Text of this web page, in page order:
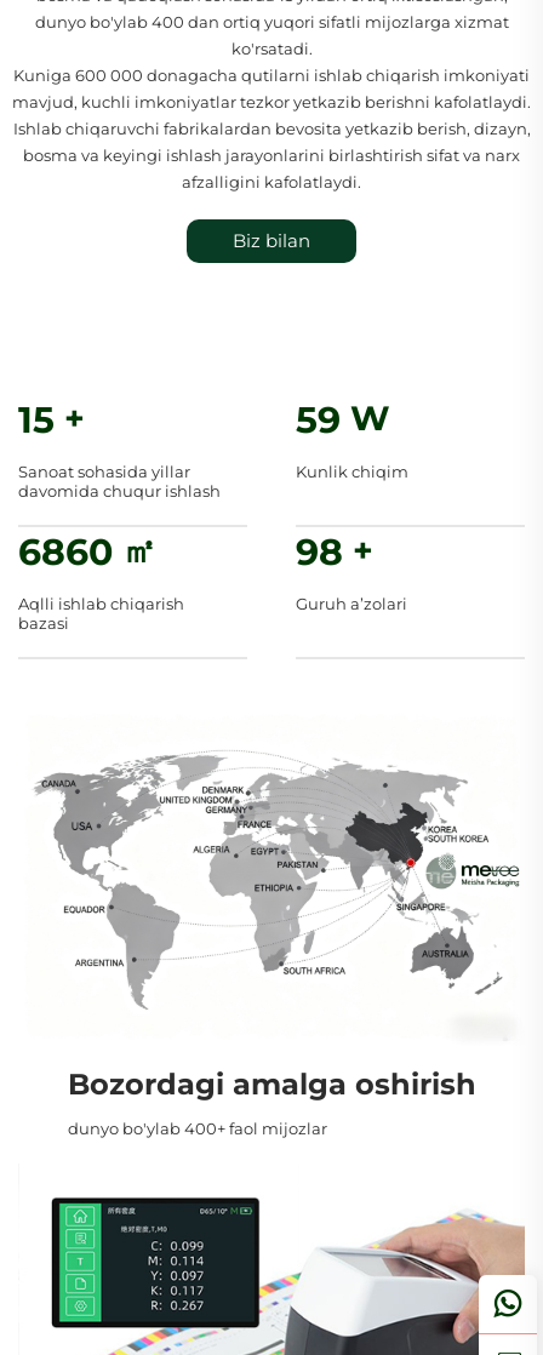
dunyo bo'ylab 400 dan ortiq yuqori sifatli mijozlarga xizmat
ko'rsatadi.
Kuniga 600 000 donagacha qutilarni ishlab chiqarish imkoniyati
mavjud, kuchli imkoniyatlar tezkor yetkazib berishni kafolatlaydi.
Ishlab chiqaruvchi fabrikalardan bevosita yetkazib berish, dizayn,
bosma va keyingi ishlash jarayonlarini birlashtirish sifat va narx
afzalligini kafolatlaydi.
Biz bilan
15 +
Sanoat sohasida yillar
davomida chuqur ishlash
60 W
Kunlik chiqim
7000 ㎡
Aqlli ishlab chiqarish
bazasi
100 +
Guruh aʼzolari
Bozordagi amalga oshirish
dunyo bo'ylab 400+ faol mijozlar